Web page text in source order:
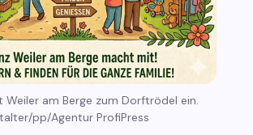
Weiler am Berge zum Dorftrödel ein.
pp/Agentur ProfiPress